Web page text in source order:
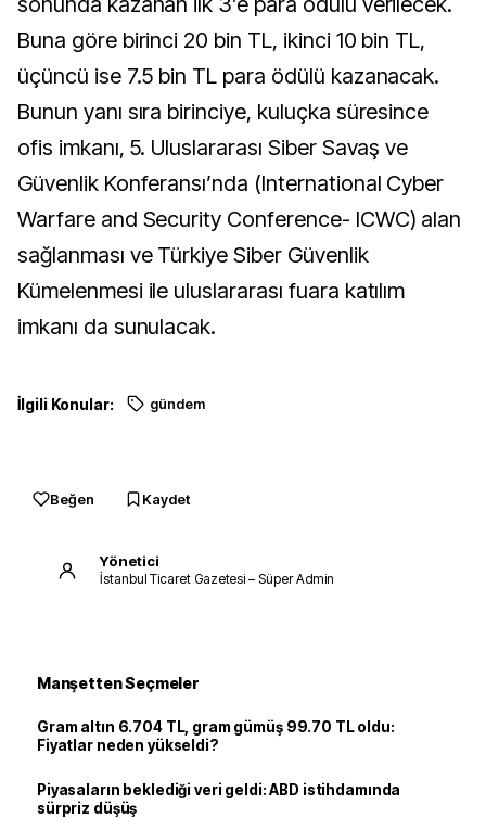
Buna göre birinci 20 bin TL, ikinci 10 bin TL,
üçüncü ise 7.5 bin TL para ödülü kazanacak.
Bunun yanı sıra birinciye, kuluçka süresince
ofis imkanı, 5. Uluslararası Siber Savaş ve
Güvenlik Konferansı’nda (International Cyber
Warfare and Security Conference- ICWC) alan
sağlanması ve Türkiye Siber Güvenlik
Kümelenmesi ile uluslararası fuara katılım
imkanı da sunulacak.
İlgili Konular: gündem
Beğen Kaydet
Yönetici
İstanbul Ticaret Gazetesi – Süper Admin
Manşetten Seçmeler
Gram altın 6.704 TL, gram gümüş 99.70 TL oldu:
Fiyatlar neden yükseldi?
Piyasaların beklediği veri geldi: ABD istihdamında
sürpriz düşüş